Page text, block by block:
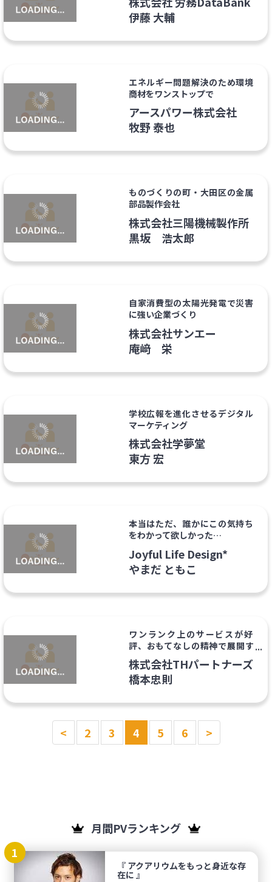
伊藤 大輔
エネルギー問題解決のため環境
商材をワンストップで
アースパワー株式会社
牧野 泰也
ものづくりの町・大田区の金属
部品製作会社
株式会社三陽機械製作所
黒坂 浩太郎
自家消費型の太陽光発電で災害
に強い企業づくり
株式会社サンエー
庵﨑 栄
学校広報を進化させるデジタル
マーケティング
株式会社学夢堂
東方 宏
本当はただ、誰かにこの気持ち
をわかって欲しかった…
Joyful Life Design*
やまだ ともこ
ワンランク上のサービスが好
評、おもてなしの精神で展開す
るレストランとフィットネス
株式会社THパートナーズ
橋本忠則
< 2 3 4 5 6 >
月間PVランキング
1
『 アクアリウムをもっと身近な存
在に 』